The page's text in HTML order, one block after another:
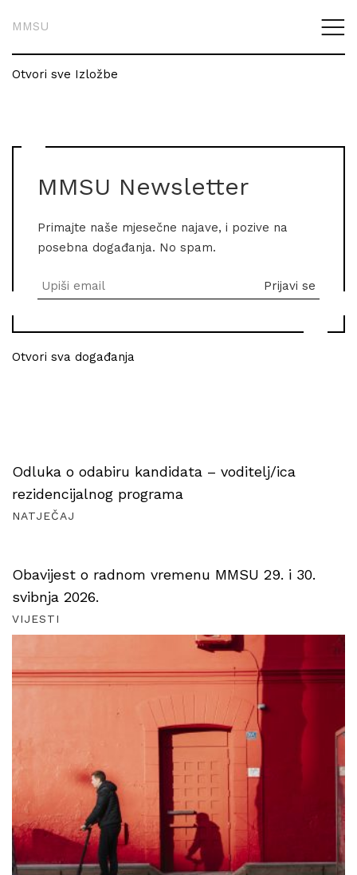
MMSU
Otvori sve Izložbe
MMSU Newsletter
Primajte naše mjesečne najave, i pozive na
posebna događanja. No spam.
Otvori sva događanja
Odluka o odabiru kandidata – voditelj/ica
rezidencijalnog programa
NATJEČAJ
Obavijest o radnom vremenu MMSU 29. i 30.
svibnja 2026.
VIJESTI